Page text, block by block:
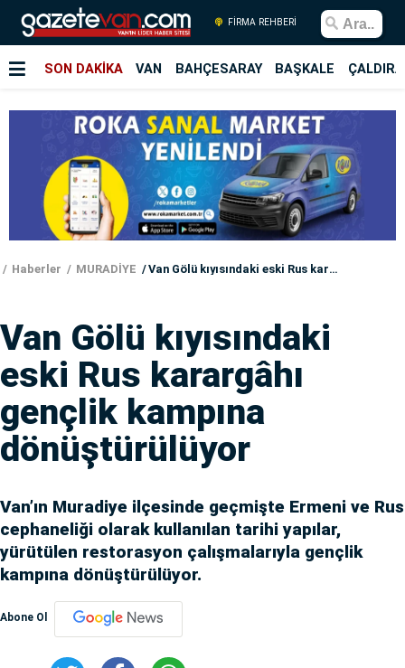
FİRMA REHBERİ
SON DAKİKA VAN BAHÇESARAY BAŞKALE
Haberler MURADİYE Van Gölü kıyısındaki eski Rus karargâhı gençlik kampına dönüştürülüyor
Van Gölü kıyısındaki
eski Rus karargâhı
gençlik kampına
dönüştürülüyor
Van’ın Muradiye ilçesinde geçmişte Ermeni ve Rus
cephaneliği olarak kullanılan tarihi yapılar,
yürütülen restorasyon çalışmalarıyla gençlik
kampına dönüştürülüyor.
Abone Ol